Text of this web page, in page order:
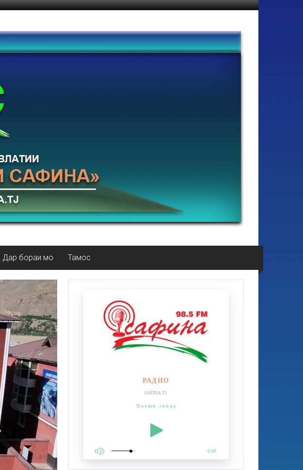
Дар бораи мо Тамос
РАДИО
SAFINA.TJ
Пахши зинда
0:00